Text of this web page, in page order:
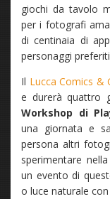
giochi da tavolo
per i fotografi
di centinaia di
personaggi
Il Lucca Comics &
e durerà quattro
Workshop di
una giornata e
persona altri
sperimentare
un evento di
o luce naturale